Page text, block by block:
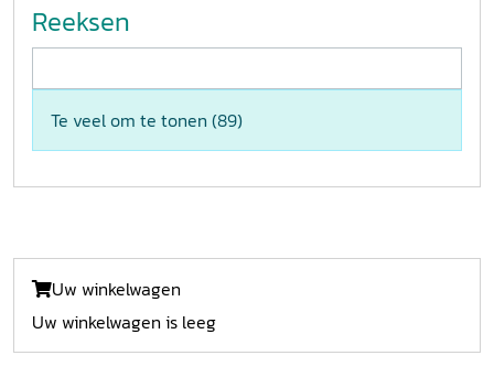
Reeksen
Te veel om te tonen (89)
Uw winkelwagen
Uw winkelwagen is leeg